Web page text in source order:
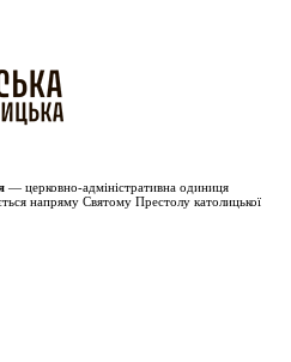
— церковно-адміністративна одиниця
напряму Святому Престолу католицької